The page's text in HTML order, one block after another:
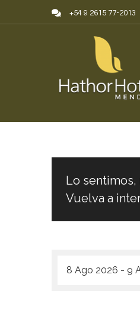
Skip to content+54 9 2615 77-2013
Lo
Vuelva a